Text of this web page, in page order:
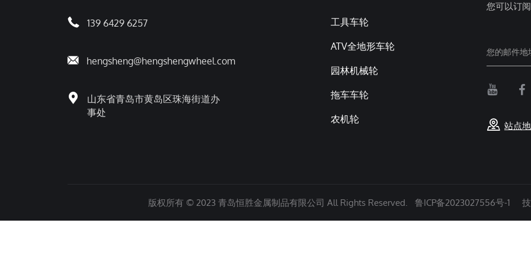
139 6429 6257
hengsheng@hengshengwheel.com
山东省青岛市黄岛区珠海街道办
事处
工具车轮
ATV全地形车轮
园林机械轮
拖车车轮
农机轮
您可以订
站点
版权所有 © 2023 青岛恒胜金属制品有限公司 All Rights Reserved. 鲁ICP备2023027556号-1